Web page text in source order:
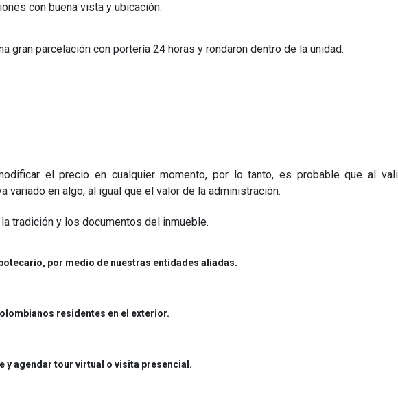
con buena vista y ubicación.
gran parcelación con portería 24 horas y rondaron dentro de la unidad.
el precio en cualquier momento, por lo tanto, es probable que al
variado en algo, al igual que el valor de la administración.
tradición y los documentos del inmueble.
por medio de nuestras entidades aliadas.
residentes en el exterior.
y agendar tour virtual o visita presencial.